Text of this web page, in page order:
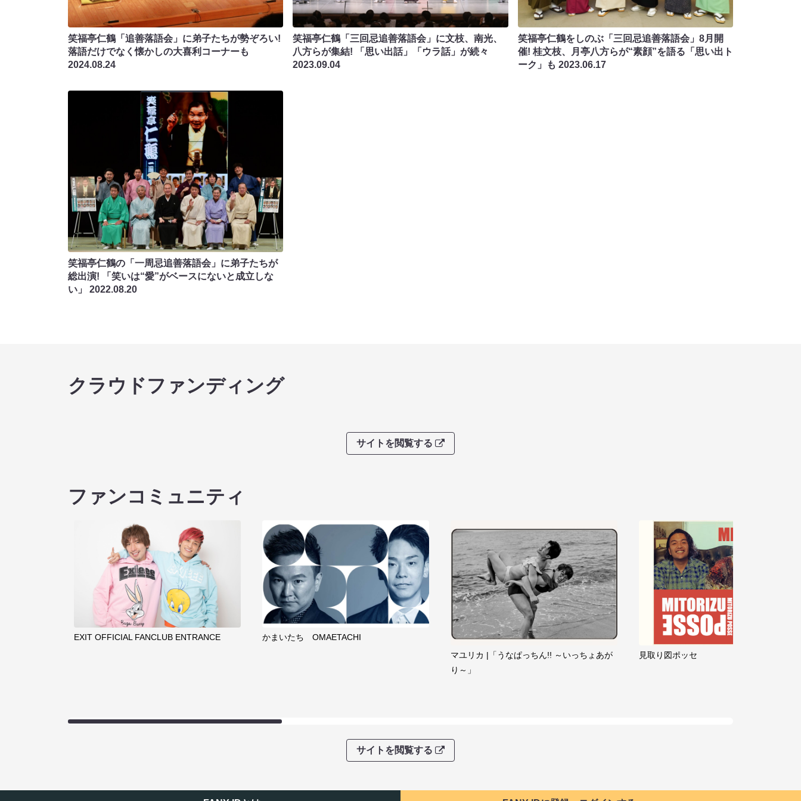
笑福亭仁鶴「追善落語会」に弟子たちが勢ぞろい!
落語だけでなく懐かしの大喜利コーナーも
2024.08.24
笑福亭仁鶴「三回忌追善落語会」に文枝、南光、
八方らが集結! 「思い出話」「ウラ話」が続々
2023.09.04
笑福亭仁鶴をしのぶ「三回忌追善落語会」8月開
催! 桂文枝、月亭八方らが“素顔”を語る「思い出ト
ーク」も 2023.06.17
笑福亭仁鶴の「一周忌追善落語会」に弟子たちが
総出演! 「笑いは“愛”がベースにないと成立しな
い」 2022.08.20
クラウドファンディング
サイトを閲覧する
ファンコミュニティ
EXIT OFFICIAL FANCLUB ENTRANCE
かまいたち OMAETACHI
マユリカ |「うなぱっちん!! ～いっちょあが
り～」
見取り図ポッセ
サイトを閲覧する